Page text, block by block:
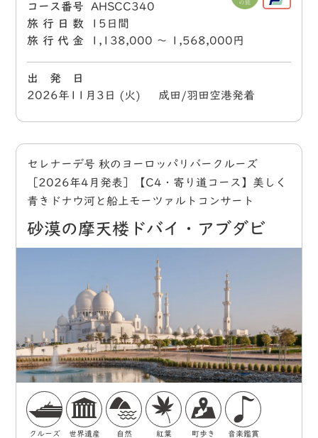
コース番号
AHSCC340
旅行日数
15日間
旅行代金
1,138,000 〜 1,568,000円
出 発 日
2026年11月3日 (火) 成田/羽田空港発着
セレナーデ号 秋のヨーロッパリバークルーズ
［2026年4月発表］【C4・寄り道コース】美しく
青きドナウ河と船上モーツァルトコンサート
砂漠の摩天楼ドバイ・アブダビ
クルーズ 世界遺産 自然 紅葉 町歩き 音楽鑑賞